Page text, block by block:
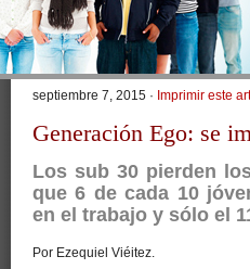
>Inicio/Artículos/ Generación Ego:
Generación Ego:
septiembre 7, 2015 · Imprimir este
Generación Ego: se
Los sub 30 pierden
que 6 de cada 10
en el trabajo y sólo el
Por Ezequiel Viéitez.